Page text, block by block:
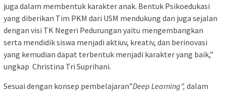
juga dalam membentuk karakter anak. Bentuk Psikoedukasi
yang diberikan Tim PKM dari USM mendukung dan juga sejalan
dengan visi TK Negeri Pedurungan yaitu mengembangkan
serta mendidik siswa menjadi aktiuv, kreativ, dan berinovasi
yang kemudian dapat terbentuk menjadi karakter yang baik,”
ungkap Christina Tri Suprihani.
Sesuai dengan konsep pembelajaran”Deep Learning”, dalam